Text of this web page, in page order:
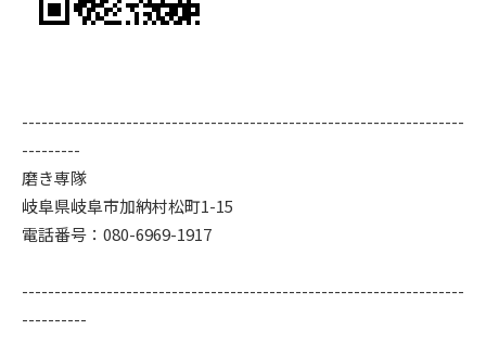
--------------------------------------------------------------------
---------
磨き専隊
岐阜県岐阜市加納村松町1-15
電話番号：080-6969-1917
--------------------------------------------------------------------
----------